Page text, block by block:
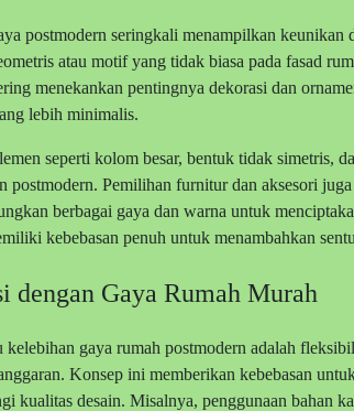
postmodern seringkali menampilkan keunikan
atau motif yang tidak biasa pada fasad
menekankan pentingnya dekorasi dan
lebih minimalis.
seperti kolom besar, bentuk tidak simetris,
postmodern. Pemilihan furnitur dan aksesori
berbagai gaya dan warna untuk
kebebasan penuh untuk menambahkan
dengan Gaya Rumah Murah
kelebihan gaya rumah postmodern adalah
Konsep ini memberikan kebebasan
kualitas desain. Misalnya, penggunaan bahan